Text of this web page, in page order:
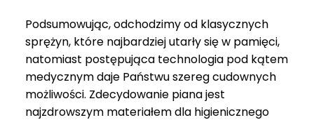
Podsumowując, odchodzimy od klasycznych
sprężyn, które najbardziej utarły się w pamięci,
natomiast postępująca technologia pod kątem
medycznym daje Państwu szereg cudownych
możliwości. Zdecydowanie piana jest
najzdrowszym materiałem dla higienicznego